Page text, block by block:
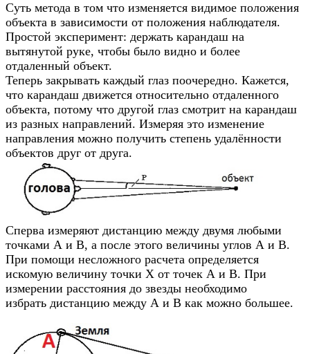
Суть метода в том что изменяется видимое положения
объекта в зависимости от положения наблюдателя.
Простой эксперимент: держать карандаш на
вытянутой руке, чтобы было видно и более
отдаленный объект.
Теперь закрывать каждый глаз поочередно. Кажется,
что карандаш движется относительно отдаленного
объекта, потому что другой глаз смотрит на карандаш
из разных направлений. Измеряя это изменение
направления можно получить степень удалённости
объектов друг от друга.
Сперва измеряют дистанцию между двумя любыми
точками А и В, а после этого величины углов А и В.
При помощи несложного расчета определяется
искомую величину точки X от точек А и В. При
измерении расстояния до звезды необходимо
избрать дистанцию между А и В как можно большее.